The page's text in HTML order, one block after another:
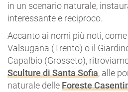
in un scenario naturale,
interessante e reciproco.
Accanto ai nomi più noti, come
Valsugana (Trento) o il
Capalbio (Grosseto),
Sculture di Santa Sofia, alle
naturale delleForeste